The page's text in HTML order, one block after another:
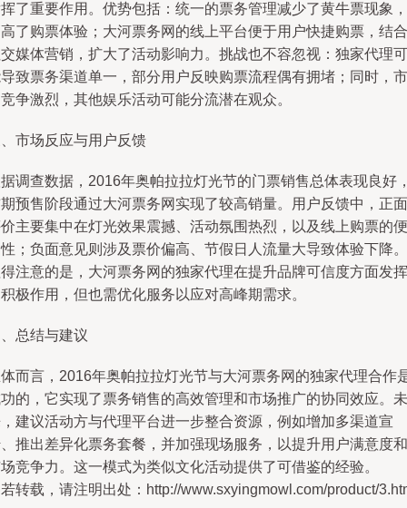
了重要作用。优势包括：统一的票务管理减少了黄牛票现象，
了购票体验；大河票务网的线上平台便于用户快捷购票，结合
媒体营销，扩大了活动影响力。挑战也不容忽视：独家代理可
致票务渠道单一，部分用户反映购票流程偶有拥堵；同时，市
争激烈，其他娱乐活动可能分流潜在观众。
市场反应与用户反馈
调查数据，2016年奥帕拉拉灯光节的门票销售总体表现良好
预售阶段通过大河票务网实现了较高销量。用户反馈中，正面
主要集中在灯光效果震撼、活动氛围热烈，以及线上购票的便
；负面意见则涉及票价偏高、节假日人流量大导致体验下降。
注意的是，大河票务网的独家代理在提升品牌可信度方面发挥
极作用，但也需优化服务以应对高峰期需求。
总结与建议
而言，2016年奥帕拉拉灯光节与大河票务网的独家代理合作
的，它实现了票务销售的高效管理和市场推广的协同效应。未
建议活动方与代理平台进一步整合资源，例如增加多渠道宣
推出差异化票务套餐，并加强现场服务，以提升用户满意度和
竞争力。这一模式为类似文化活动提供了可借鉴的经验。
转载，请注明出处：http://www.sxyingmowl.com/product/